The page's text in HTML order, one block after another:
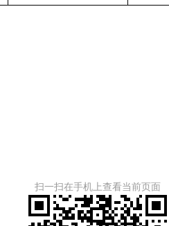
扫一扫在手机上查看当前页面